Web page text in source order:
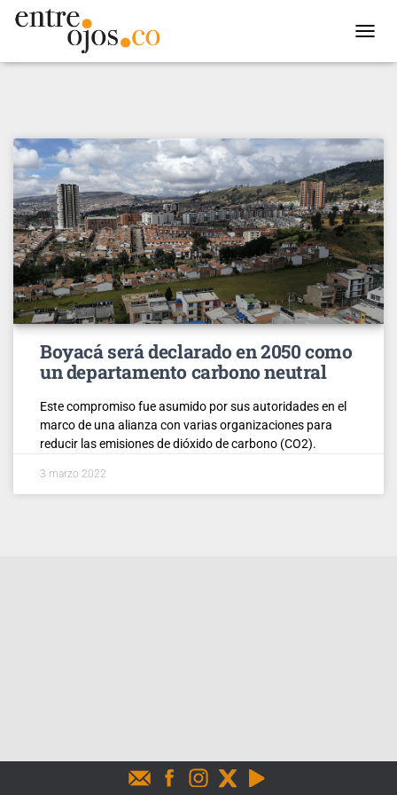
Boyacá será declarado en 2050 como
un departamento carbono neutral
Este compromiso fue asumido por sus autoridades en el
marco de una alianza con varias organizaciones para
reducir las emisiones de dióxido de carbono (CO2).
3 marzo 2022